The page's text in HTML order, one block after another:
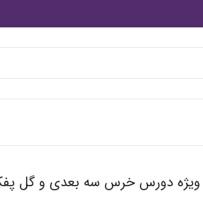
دورس خرس سه بعدی و گل